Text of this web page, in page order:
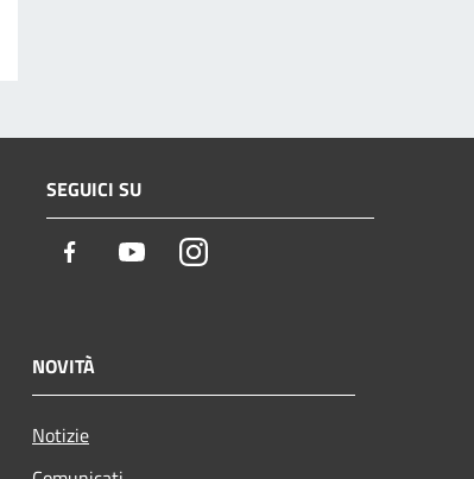
SEGUICI SU
Facebook YoutubeInstagram
NOVITÀ
Notizie